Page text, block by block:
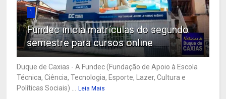
1
Fundec inicia matrículas do segundo
semestre para cursos online
Duque de Caxias - A Fundec (Fundação de Apoio à Escola
Técnica, Ciência, Tecnologia, Esporte, Lazer, Cultura e
Políticas Sociais) ...
Leia Mais